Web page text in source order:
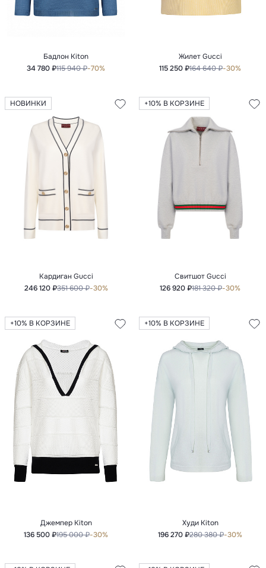
Бадлон Kiton
34 780 ₽115 940 ₽-70%
Жилет Gucci
115 250 ₽164 640 ₽-30%
НОВИНКИ
Кардиган Gucci
246 120 ₽351 600 ₽-30%
+10% В КОРЗИНЕ
Свитшот Gucci
126 920 ₽181 320 ₽-30%
+10% В КОРЗИНЕ
Джемпер Kiton
136 500 ₽195 000 ₽-30%
+10% В КОРЗИНЕ
Худи Kiton
196 270 ₽280 380 ₽-30%